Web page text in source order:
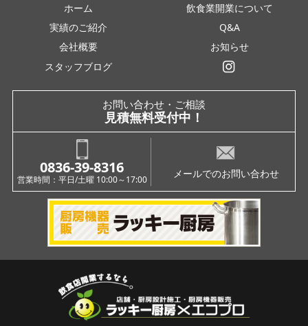
ホーム
飲食業開業について
実績のご紹介
Q&A
会社概要
お知らせ
スタッフブログ
お問い合わせ・ご相談
見積無料受付中！
0836-39-8316
営業時間：平日/土曜 10:00～17:00 メールでのお問い合わせ